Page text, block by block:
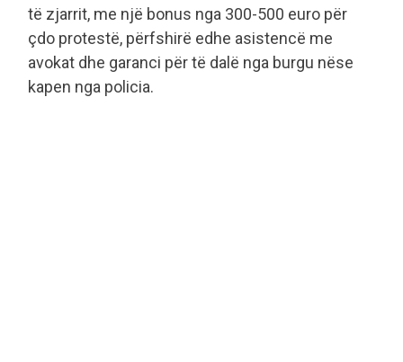
të zjarrit, me një bonus nga 300-500 euro për
çdo protestë, përfshirë edhe asistencë me
avokat dhe garanci për të dalë nga burgu nëse
kapen nga policia.